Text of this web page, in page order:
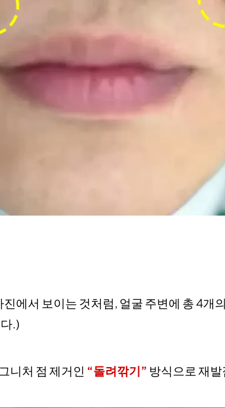
진에서 보이는 것처럼, 얼굴 주변에 총 4개
.)
니처 점 제거인 “돌려깎기” 방식으로 재